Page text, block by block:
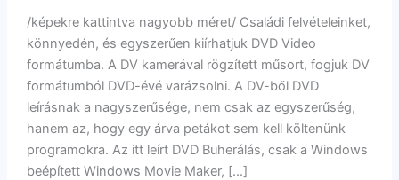
/képekre kattintva nagyobb méret/ Családi felvételeinket,
könnyedén, és egyszerűen kiírhatjuk DVD Video
formátumba. A DV kamerával rögzített műsort, fogjuk DV
formátumból DVD-évé varázsolni. A DV-ből DVD
leírásnak a nagyszerűsége, nem csak az egyszerűség,
hanem az, hogy egy árva petákot sem kell költenünk
programokra. Az itt leírt DVD Buherálás, csak a Windows
beépített Windows Movie Maker, […]